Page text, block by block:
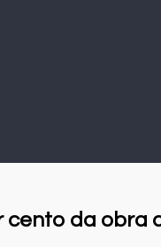
cento da obra